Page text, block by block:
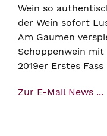
Wein so
der Wein sofort
Am Gaumen
Schoppenwein mit
2019er Erstes
Zur E-Mail News ...